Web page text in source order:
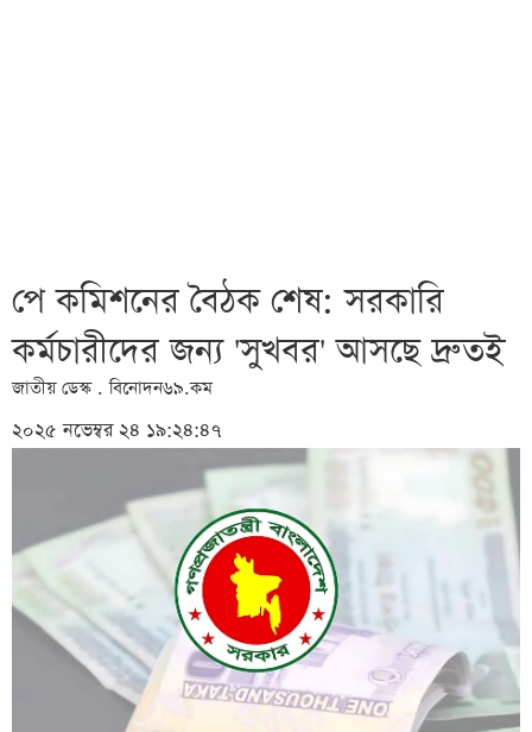
পে কমিশনের বৈঠক শেষ: সরকারি
কর্মচারীদের জন্য 'সুখবর' আসছে দ্রুতই
জাতীয় ডেস্ক . বিনোদন৬৯.কম
২০২৫ নভেম্বর ২৪ ১৯:২৪:৪৭